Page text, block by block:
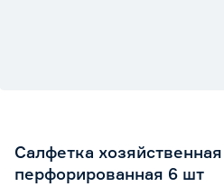
Салфетка
перфорированная 6 шт